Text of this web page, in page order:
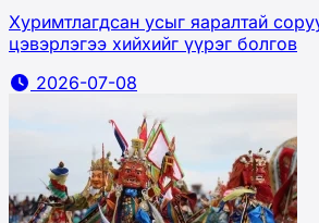
Хуримтлагдсан усыг яаралтай
цэвэрлэгээ хийхийг үүрэг болгов
2026-07-08